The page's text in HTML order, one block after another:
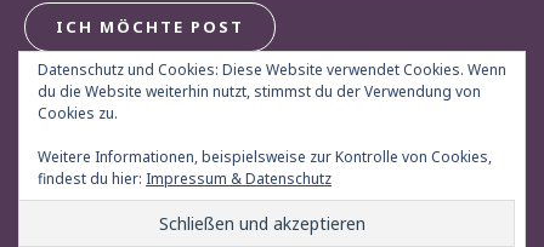
ICH MÖCHTE POST
© Herdgeflüster 2013 - 2026
Datenschutz und Cookies: Diese Website verwendet Cookies. Wenn
du die Website weiterhin nutzt, stimmst du der Verwendung von
Cookies zu.
Weitere Informationen, beispielsweise zur Kontrolle von Cookies,
findest du hier: Impressum & Datenschutz